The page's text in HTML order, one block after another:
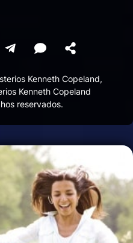
Kenneth Copeland,
Kenneth Copeland
reservados.